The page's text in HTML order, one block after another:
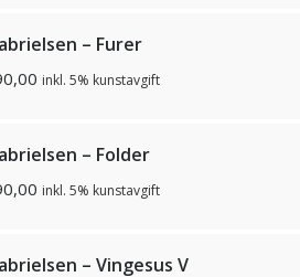
– Furer
inkl. 5% kunstavgift
– Folder
inkl. 5% kunstavgift
– Vingesus V